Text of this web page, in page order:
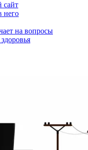
сайт
него
на вопросы